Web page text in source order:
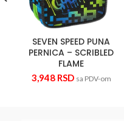
SEVEN SPEED PUNA
PERNICA – SCRIBLED
FLAME
3,948 RSD sa PDV-om